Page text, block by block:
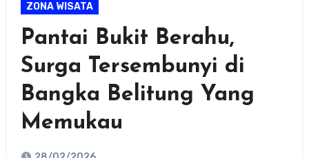
ZONA WISATA
Pantai Bukit Berahu,
Surga Tersembunyi di
Bangka Belitung Yang
Memukau